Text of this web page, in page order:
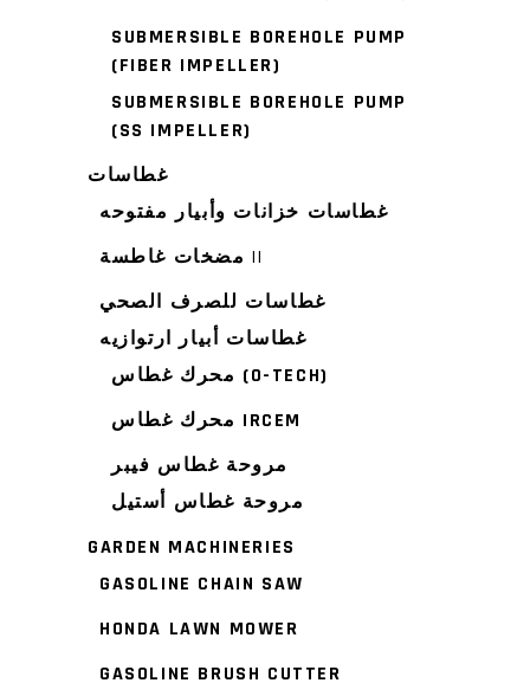
SUBMERSIBLE BOREHOLE PUMP
(FIBER IMPELLER)
SUBMERSIBLE BOREHOLE PUMP
(SS IMPELLER)
غطاسات
غطاسات خزانات وأبيار مفتوحه
مضخات غاطسة ||
غطاسات للصرف الصحي
غطاسات أبيار ارتوازيه
محرك غطاس (O-TECH)
محرك غطاس IRCEM
مروحة غطاس فيبر
مروحة غطاس أستيل
GARDEN MACHINERIES
GASOLINE CHAIN SAW
HONDA LAWN MOWER
GASOLINE BRUSH CUTTER